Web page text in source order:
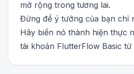
mở rộng trong tương lai.
Đừng để ý tưởng của bạn chỉ
Hãy biến nó thành hiện thực
tài khoản FlutterFlow Basic